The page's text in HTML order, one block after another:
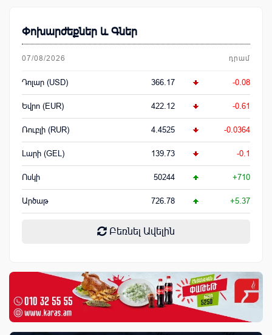
Փոխարժեքներ և Գներ
07/08/2026 դրամ
Դոլար (USD) 366.17 -0.08
Եվրո (EUR) 422.12 -0.61
Ռուբլի (RUR) 4.4525 -0.0364
Լարի (GEL) 139.73 -0.1
Ոսկի 50244 +710
Արծաթ 726.78 +5.37
Բեռնել Ավելին